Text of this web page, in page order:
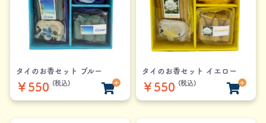
タイのお香セット ブルー
￥550 (税込)
タイのお香セット イエロー
￥550 (税込)